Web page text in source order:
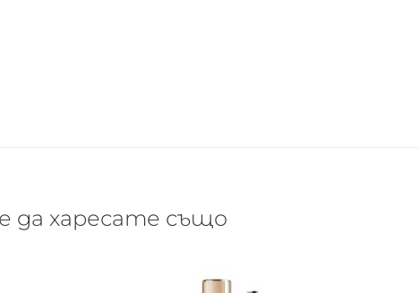
да харесате също